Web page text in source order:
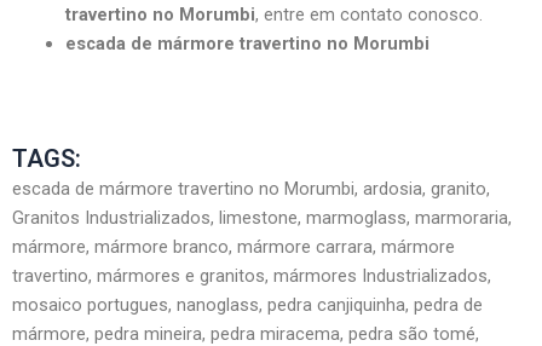
travertino no Morumbi, entre em contato conosco.
escada de mármore travertino no Morumbi
TAGS:
escada de mármore travertino no Morumbi, ardosia, granito,
Granitos Industrializados, limestone, marmoglass, marmoraria,
mármore, mármore branco, mármore carrara, mármore
travertino, mármores e granitos, mármores Industrializados,
mosaico portugues, nanoglass, pedra canjiquinha, pedra de
mármore, pedra mineira, pedra miracema, pedra são tomé,